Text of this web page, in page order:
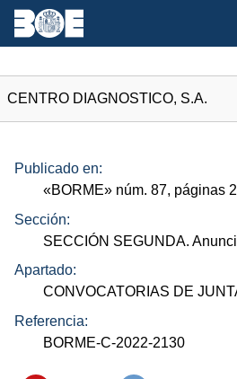
CENTRO DIAGNOSTICO, S.A.
Publicado en:
«BORME» núm. 87, páginas
Sección:
SECCIÓN SEGUNDA.
Apartado:
CONVOCATORIAS DE
Referencia:
BORME-C-2022-2130